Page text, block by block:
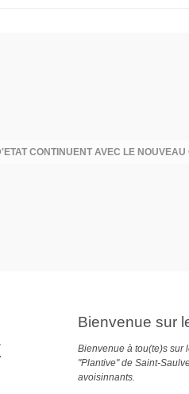
Bienvenue sur
Bienvenue à tou(te)s sur
"Plantive" de Saint-
avoisinnants.